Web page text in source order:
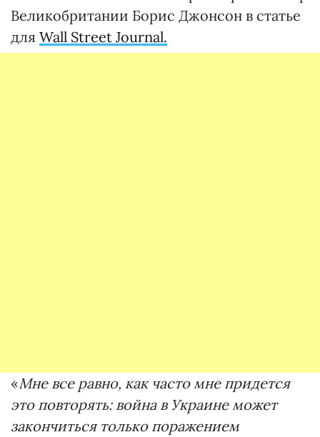
Великобритании Борис Джонсон в статье
для Wall Street Journal.
«Мне все равно, как часто мне придется
это повторять: война в Украине может
закончиться только поражением